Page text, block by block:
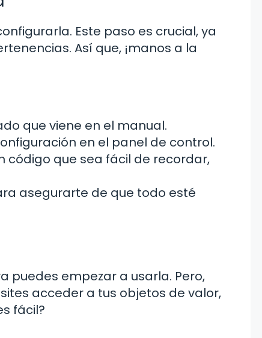
Este paso es crucial, ya
Así que, ¡manos a la
que viene en el manual.
en el panel de control.
código que sea fácil de recordar,
asegurarte de que todo esté
puedes empezar a usarla. Pero,
acceder a tus objetos de valor,
fácil?